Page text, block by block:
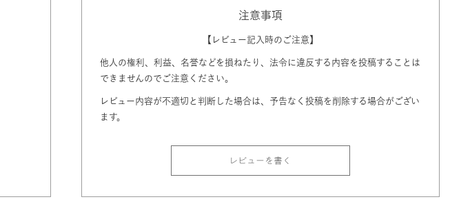
注意事項
【レビュー記入時のご注意】
他人の権利、利益、名誉などを損ねたり、法令に違反する内容を投稿することは
できませんのでご注意ください。
レビュー内容が不適切と判断した場合は、予告なく投稿を削除する場合がござい
ます。
レビューを書く